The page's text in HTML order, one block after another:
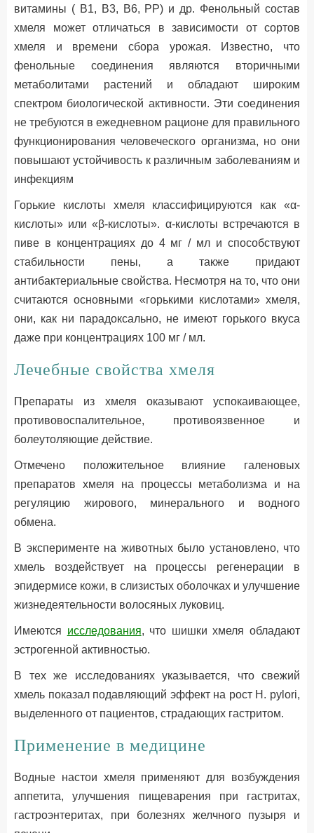
витамины ( В1, В3, В6, РР) и др. Фенольный состав
хмеля может отличаться в зависимости от сортов
хмеля и времени сбора урожая. Известно, что
фенольные соединения являются вторичными
метаболитами растений и обладают широким
спектром биологической активности. Эти соединения
не требуются в ежедневном рационе для правильного
функционирования человеческого организма, но они
повышают устойчивость к различным заболеваниям и
инфекциям
Горькие кислоты хмеля классифицируются как «α-
кислоты» или «β-кислоты». α-кислоты встречаются в
пиве в концентрациях до 4 мг / мл и способствуют
стабильности пены, а также придают
антибактериальные свойства. Несмотря на то, что они
считаются основными «горькими кислотами» хмеля,
они, как ни парадоксально, не имеют горького вкуса
даже при концентрациях 100 мг / мл.
Лечебные свойства хмеля
Препараты из хмеля оказывают успокаивающее,
противовоспалительное, противоязвенное и
болеутоляющие действие.
Отмечено положительное влияние галеновых
препаратов хмеля на процессы метаболизма и на
регуляцию жирового, минерального и водного
обмена.
В эксперименте на животных было установлено, что
хмель воздействует на процессы регенерации в
эпидермисе кожи, в слизистых оболочках и улучшение
жизнедеятельности волосяных луковиц.
Имеются исследования, что шишки хмеля обладают
эстрогенной активностью.
В тех же исследованиях указывается, что свежий
хмель показал подавляющий эффект на рост H. pylori,
выделенного от пациентов, страдающих гастритом.
Применение в медицине
Водные настои хмеля применяют для возбуждения
аппетита, улучшения пищеварения при гастритах,
гастроэнтеритах, при болезнях желчного пузыря и